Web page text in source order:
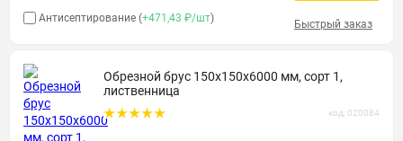
Антисептирование (+471,43 ₽/шт) Быстрый заказ
Обрезной брус 150х150х6000 мм, сорт 1,
лиственница
код: 020084